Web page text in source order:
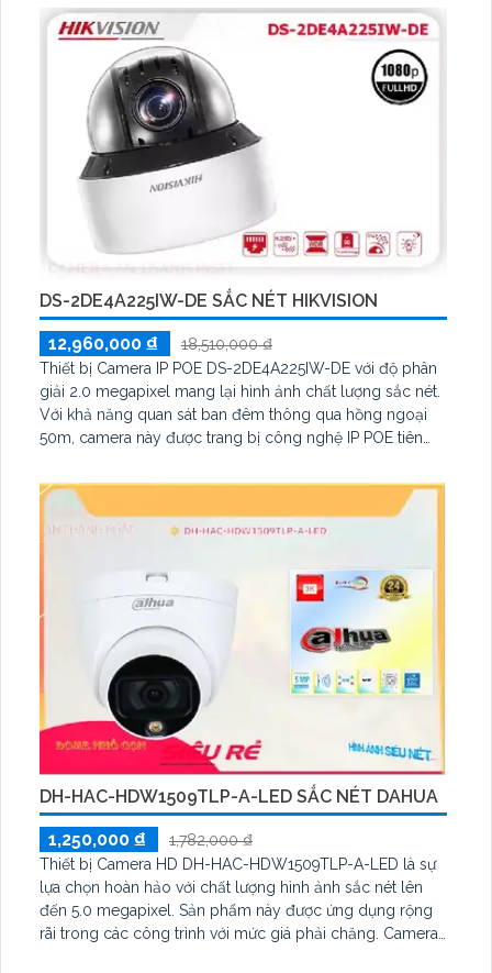
công nghệ IP POE tiên tiến, việc lắp đặt trở nên dễ dàng
và không ảnh hưởng đến chất lượng hình ảnh
DS-2DE4A225IW-DE SẮC NÉT HIKVISION
12,960,000 ₫
18,510,000 ₫
Thiết bị Camera IP POE DS-2DE4A225IW-DE với độ phân
giải 2.0 megapixel mang lại hình ảnh chất lượng sắc nét.
Với khả năng quan sát ban đêm thông qua hồng ngoại
50m, camera này được trang bị công nghệ IP POE tiên
ngoại EXIR giúp quan sát trong điều kiện ánh sáng yếu
DH-HAC-HDW1509TLP-A-LED SẮC NÉT DAHUA
1,250,000 ₫
1,782,000 ₫
Thiết bị Camera HD DH-HAC-HDW1509TLP-A-LED là sự
lựa chọn hoàn hảo với chất lượng hình ảnh sắc nét lên
đến 5.0 megapixel. Sản phẩm này được ứng dụng rộng
rãi trong các công trình với mức giá phải chăng. Camera